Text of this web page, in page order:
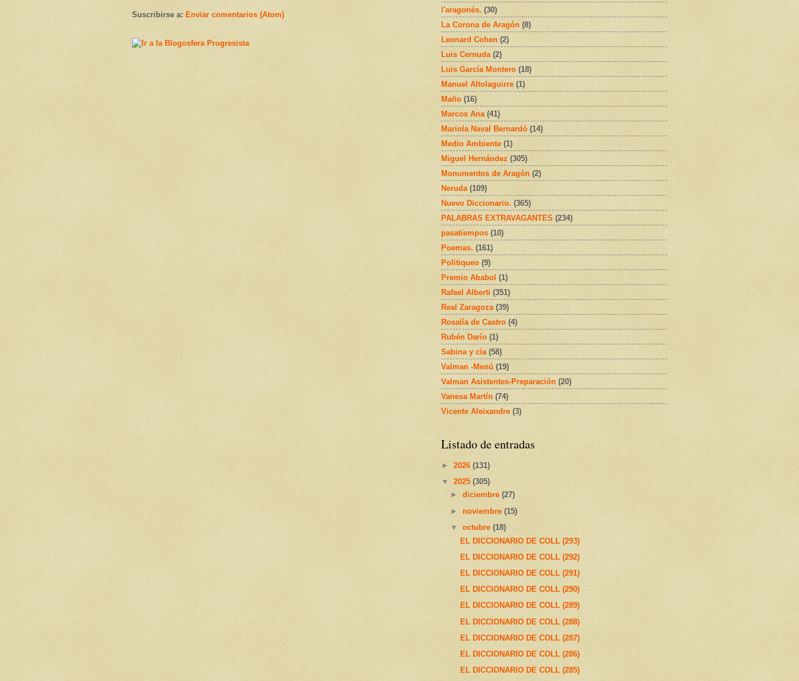
Suscribirse a: Enviar comentarios (Atom)
l'aragonés. (30)
La Corona de Aragón (8)
Leonard Cohen (2)
Luis Cernuda (2)
Luis García Montero (18)
Manuel Altolaguirre (1)
Maño (16)
Marcos Ana (41)
Mariola Naval Bernardó (14)
Medio Ambiente (1)
Miguel Hernández (305)
Monumentos de Aragón (2)
Neruda (109)
Nuevo Diccionario. (365)
PALABRAS EXTRAVAGANTES (234)
pasatiempos (10)
Poemas. (161)
Politiqueo (9)
Premio Ababol (1)
Rafael Alberti (351)
Real Zaragoza (39)
Rosalía de Castro (4)
Rubén Darío (1)
Sabina y cía (58)
Valman -Menú (19)
Valman Asistentes-Preparación (20)
Vanesa Martín (74)
Vicente Aleixandre (3)
Listado de entradas
► 2026 (131)
▼ 2025 (305)
►diciembre(27)
► noviembre(15)
▼octubre(18)
EL DICCIONARIO DE COLL (293)
EL DICCIONARIO DE COLL (292)
EL DICCIONARIO DE COLL (291)
EL DICCIONARIO DE COLL (290)
EL DICCIONARIO DE COLL (289)
EL DICCIONARIO DE COLL (288)
EL DICCIONARIO DE COLL (287)
EL DICCIONARIO DE COLL (286)
EL DICCIONARIO DE COLL (285)